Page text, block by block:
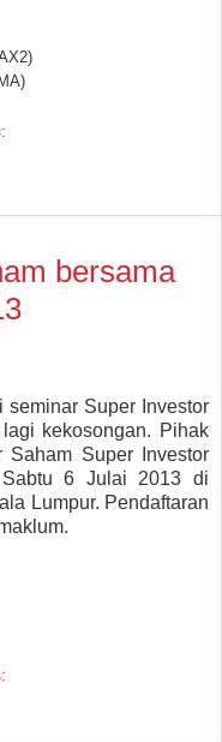
bersama
seminar Super Investor
kekosongan. Pihak
Saham Super Investor
6 Julai 2013 di
Lumpur. Pendaftaran